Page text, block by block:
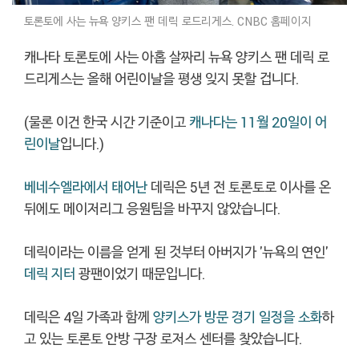
토론토에 사는 뉴욕 양키스 팬 데릭 로드리게스. CNBC 홈페이지
캐나타 토론토에 사는 아홉 살짜리 뉴욕 양키스 팬 데릭 로
드리게스는 올해 어린이날을 평생 잊지 못할 겁니다.
(물론 이건 한국 시간 기준이고캐나다는 11월 20일이 어
린이날입니다.)
베네수엘라에서 태어난 데릭은 5년 전 토론토로 이사를 온
뒤에도 메이저리그 응원팀을 바꾸지 않았습니다.
데릭이라는 이름을 얻게 된 것부터 아버지가 '뉴욕의 연인'
데릭 지터 광팬이었기 때문입니다.
데릭은 4일 가족과 함께 양키스가 방문 경기 일정을 소화하
고 있는 토론토 안방 구장 로저스 센터를 찾았습니다.